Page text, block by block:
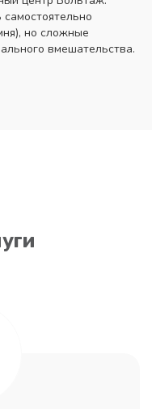
но сложные
вмешательства.